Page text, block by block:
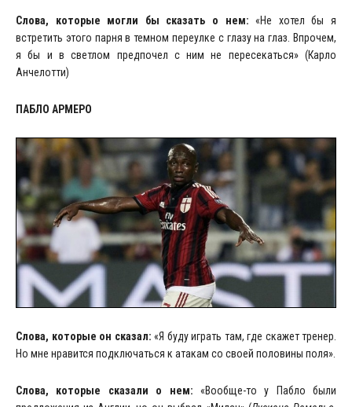
Слова, которые могли бы сказать о нем:«Не хотел бы я
встретить этого парня в темном переулке с глазу на глаз. Впрочем,
я бы и в светлом предпочел с ним не пересекаться» (Карло
Анчелотти)
ПАБЛО АРМЕРО
Слова, которые он сказал: «Я буду играть там, где скажет тренер.
Но мне нравится подключаться к атакам со своей половины поля».
Слова, которые сказали о нем: «Вообще-то у Пабло были